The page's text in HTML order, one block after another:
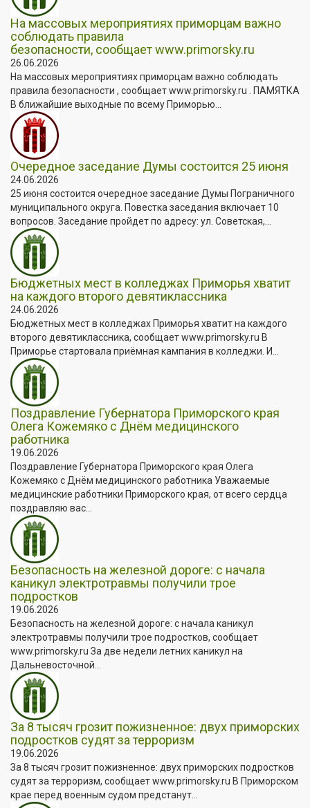
На массовых мероприятиях приморцам важно
соблюдать правила
безопасности, сообщает www.primorsky.ru
26.06.2026
На массовых мероприятиях приморцам важно соблюдать
правила безопасности , сообщает www.primorsky.ru . ПАМЯТКА
В ближайшие выходные по всему Приморью...
Очередное заседание Думы состоится 25 июня
24.06.2026
25 июня состоится очередное заседание Думы Пограничного
муниципального округа. Повестка заседания включает 10
вопросов. Заседание пройдет по адресу: ул. Советская,...
Бюджетных мест в колледжах Приморья хватит
на каждого второго девятиклассника
24.06.2026
Бюджетных мест в колледжах Приморья хватит на каждого
второго девятиклассника, сообщает www.primorsky.ru В
Приморье стартовала приёмная кампания в колледжи. И...
Поздравление Губернатора Приморского края
Олега Кожемяко с Днём медицинского
работника
19.06.2026
Поздравление Губернатора Приморского края Олега
Кожемяко с Днём медицинского работника Уважаемые
медицинские работники Приморского края, от всего сердца
поздравляю вас...
Безопасность на железной дороге: с начала
каникул электротравмы получили трое
подростков
19.06.2026
Безопасность на железной дороге: с начала каникул
электротравмы получили трое подростков, сообщает
www.primorsky.ru За две недели летних каникул на
Дальневосточной...
За 8 тысяч грозит пожизненное: двух приморских
подростков судят за терроризм
19.06.2026
За 8 тысяч грозит пожизненное: двух приморских подростков
судят за терроризм, сообщает www.primorsky.ru В Приморском
крае перед военным судом предстанут...